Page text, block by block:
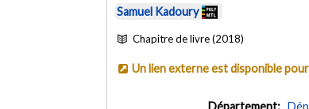
Samuel Kadoury
Chapitre de livre (2018)
Un lien externe est disponible
Département: